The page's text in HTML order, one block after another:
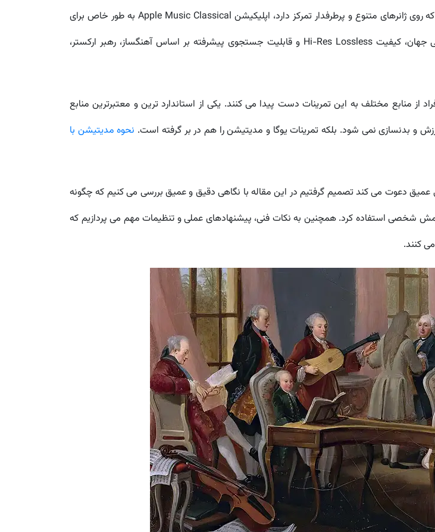
که روی ژانرهای متنوع و پرطرفدار تمرکز دارد، اپلیکیشن Apple Music Classical به طور خاص برای
علاقمندان موسیقی کلاسیک طراحی شده. با آرشیوی عظیم از آثار فاخر موسیقی جهان، کیفیت Hi-Res Lossless و قابلیت جستجوی پیشرفته بر اساس آهنگساز، رهبر ارکستر،
منابع مختلف به این تمرینات دست پیدا می کنند. یکی از استاندارد ترین و معتبرترین منابع
بدنسازی نمی شود. بلکه تمرینات یوگا و مدیتیشن را هم در بر گرفته است. نحوه مدیتیشن با
عمیق دعوت می کند تصمیم گرفتیم در این مقاله با نگاهی دقیق و عمیق بررسی می کنیم که چگونه
شخصی استفاده کرد. همچنین به نکات فنی، پیشنهادهای عملی و تنظیمات مهم می پردازیم که